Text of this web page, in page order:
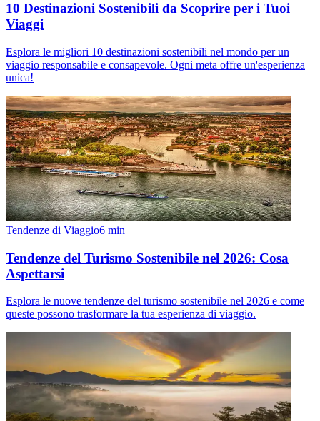
10 Destinazioni Sostenibili da Scoprire per i Tuoi
Viaggi
Esplora le migliori 10 destinazioni sostenibili nel mondo per un
viaggio responsabile e consapevole. Ogni meta offre un'esperienza
unica!
Tendenze di Viaggio6 min
Tendenze del Turismo Sostenibile nel 2026: Cosa
Aspettarsi
Esplora le nuove tendenze del turismo sostenibile nel 2026 e come
queste possono trasformare la tua esperienza di viaggio.